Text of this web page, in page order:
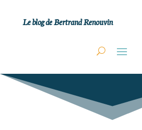
Le blog de Bertrand Renouvin